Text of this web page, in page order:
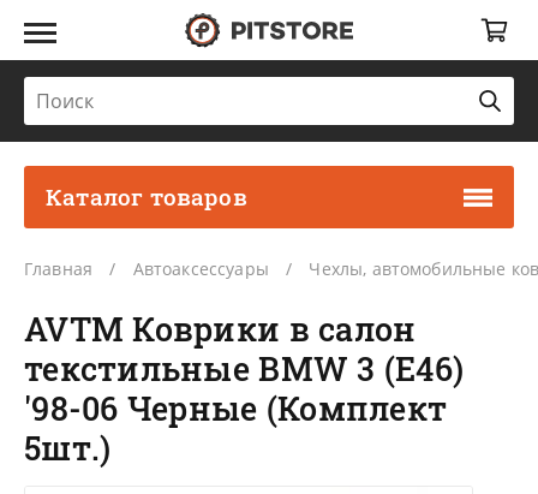
Каталог товаров
Главная Автоаксессуары Чехлы, автомобильные
AVTM Коврики в салон
текстильные BMW 3 (E46)
'98-06 Черные (Комплект
5шт.)